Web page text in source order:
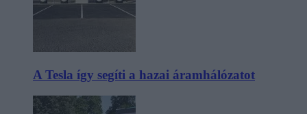
A Tesla így segíti a hazai áramhálózatot